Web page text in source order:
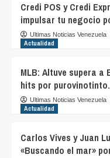
Credi POS y Credi
impulsar tu negocio
Ultimas Noticias Venezuela
Actualidad
MLB: Altuve supera
hits por
Ultimas Noticias Venezuela
Actualidad
Carlos Vives y Juan
«Buscando el mar»